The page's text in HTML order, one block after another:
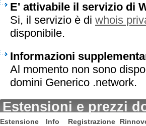
E' attivabile il servizio di
Si, il servizio è di whois
disponibile.
Informazioni
Al momento non sono
domini Generico .network.
Estensioni e prezzi
Estensione Info Registrazione